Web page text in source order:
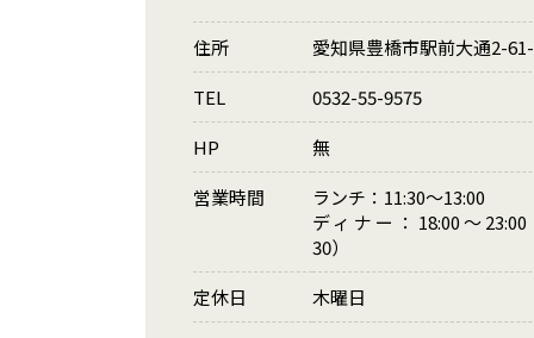
住所
愛知県豊橋市駅前大通2-
TEL
0532-55-9575
HP
無
営業時間
ランチ：11:30～13:00
ディナー：18:00～23:00
30）
定休日
木曜日